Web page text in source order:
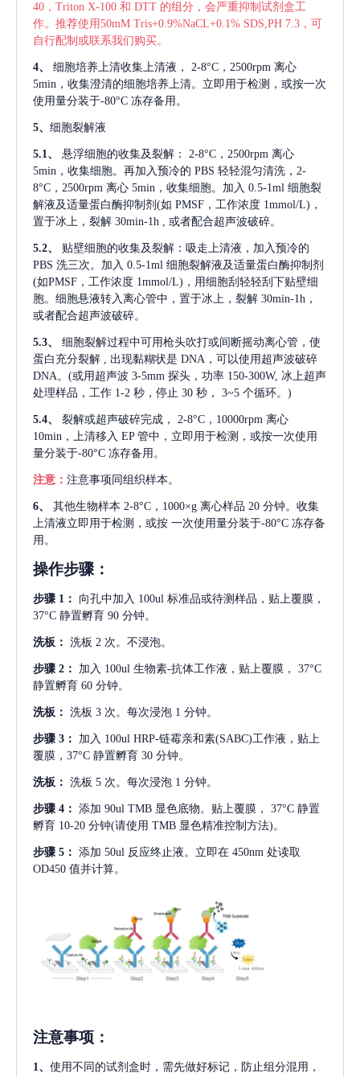
40，Triton X-100 和 DTT 的组分，会严重抑制试剂盒工
作。推荐使用50mM Tris+0.9%NaCL+0.1% SDS,PH 7.3，可
自行配制或联系我们购买。
4、 细胞培养上清收集上清液，
2-8°C，2500rpm 离心
5min，收集澄清的细胞培养上清。立即用于检测，或按一次
使用量分装于-80°C 冻存备用。
5、 细胞裂解液
5.1、 悬浮细胞的收集及裂解：
2-8°C，2500rpm 离心
5min，收集细胞。再加入预冷的 PBS 轻轻混匀清洗，2-
8°C，2500rpm 离心 5min，收集细胞。加入 0.5-1ml 细胞裂
解液及适量蛋白酶抑制剂(如 PMSF，工作浓度 1mmol/L)，
置于冰上，裂解 30min-1h , 或者配合超声波破碎。
5.2、
贴壁细胞的收集及裂解：吸走上清液，加入预冷的
PBS 洗三次。加入 0.5-1ml 细胞裂解液及适量蛋白酶抑制剂
(如PMSF，工作浓度 1mmol/L)，用细胞刮轻轻刮下贴壁细
胞。细胞悬液转入离心管中，置于冰上，裂解 30min-1h，
或者配合超声波破碎。
5.3、
细胞裂解过程中可用枪头吹打或间断摇动离心管，使
蛋白充分裂解 , 出现黏糊状是 DNA，可以使用超声波破碎
DNA。(或用超声波 3-5mm 探头，功率 150-300W, 冰上超声
处理样品，工作 1-2 秒，停止 30 秒， 3~5 个循环。)
5.4、 裂解或超声破碎完成，
2-8°C，10000rpm 离心
10min，上清移入 EP 管中，立即用于检测，或按一次使用
量分装于-80°C 冻存备用。
注意： 注意事项同组织样本。
6、 其他生物样本 2-8°C，1000×g 离心样品 20 分钟。收集
上清液立即用于检测，或按 一次使用量分装于-80°C 冻存备
用。
操作步骤：
步骤 1： 向孔中加入 100ul 标准品或待测样品，贴上覆膜，
37°C 静置孵育 90 分钟。
洗板： 洗板 2 次。不浸泡。
步骤 2： 加入 100ul 生物素-抗体工作液，贴上覆膜， 37°C
静置孵育 60 分钟。
洗板： 洗板 3 次。每次浸泡 1 分钟。
步骤 3： 加入 100ul HRP-链霉亲和素(SABC)工作液，贴上
覆膜，37°C 静置孵育 30 分钟。
洗板： 洗板 5 次。每次浸泡 1 分钟。
步骤 4： 添加 90ul TMB 显色底物。贴上覆膜， 37°C 静置
孵育 10-20 分钟(请使用 TMB 显色精准控制方法)。
步骤 5： 添加 50ul 反应终止液。立即在 450nm 处读取
OD450 值并计算。
注意事项 ：
1、 使用不同的试剂盒时，需先做好标记，防止组分混用，